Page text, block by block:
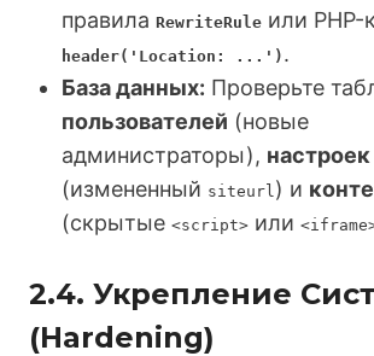
правила RewriteRule или
header('Location: ...') .
База данных: Проверьте
пользователей (новые
администраторы), настроек
(измененный siteurl) и
(скрытые <script> или
2.4. Укрепление
(Hardening)